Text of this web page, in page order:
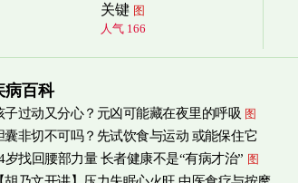
关键 图
人气 166
病百科
子过动又分心？元凶可能藏在夜里的呼吸 图
囊非切不可吗？先试饮食与运动 或能保住它
岁找回腰部力量 长者健康不是“有病才治” 图